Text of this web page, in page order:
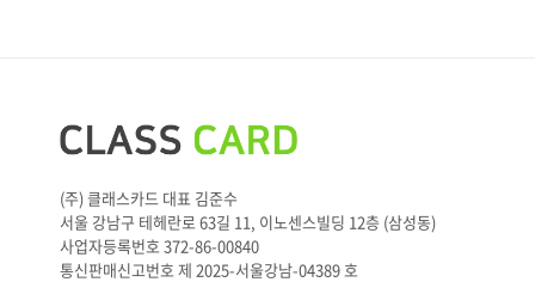
(주) 클래스카드 대표 김준수
서울 강남구 테헤란로 63길 11, 이노센스빌딩 12층 (삼성동)
사업자등록번호 372-86-00840
통신판매신고번호 제 2025-서울강남-04389 호